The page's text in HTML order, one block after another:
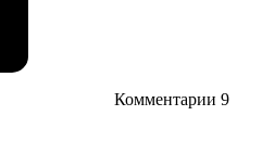
Комментарии 9